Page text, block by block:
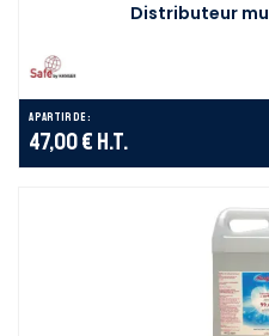
Distributeur
A partir de :
47,00 € H.T.